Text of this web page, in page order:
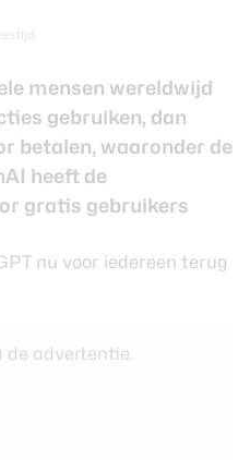
mensen wereldwijd
gebruiken, dan
betalen, waaronder de
heeft de
gratis gebruikers
de advertentie.